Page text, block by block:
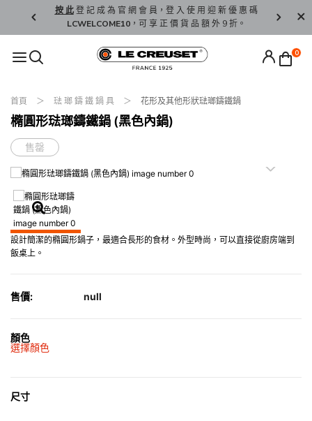
按 此登 記 成 為 官 網 會 員，登 入 使 用 迎 新 優 惠 碼
LCWELCOME10，可 享 正 價 貨 品 額 外 9 折。
香 港 / 澳
0
首頁 琺 瑯 鑄 鐵 鍋 具 花形及其他形狀琺瑯鑄鐵鍋
橢圓形琺瑯鑄鐵鍋 (黑色內鍋)
售罄
設計簡潔的橢圓形鍋子，最適合長形的食材。外型時尚，可以直接從廚房端到
飯桌上。
售價: null
顏色
選擇顏色
尺寸